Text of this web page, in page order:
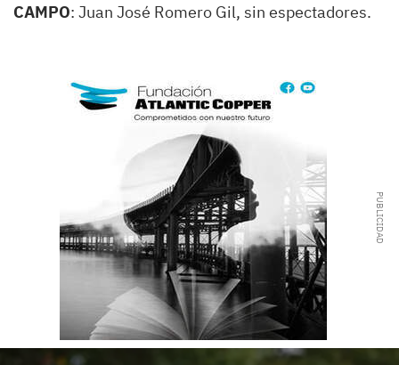
CAMPO: Juan José Romero Gil, sin espectadores.